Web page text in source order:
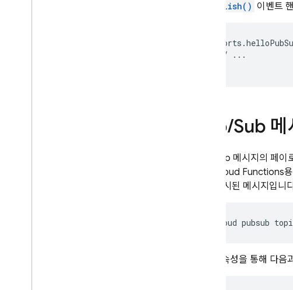
onPublish() 이벤트
exports .
//
...
Pub/Sub 메
Pub/Sub 메시지의 페이
Cloud Functions용
함께 게시된 메시지입니
속성을 통해 다